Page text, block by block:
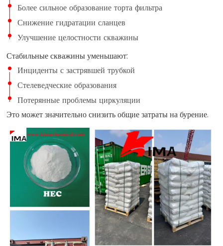
Более сильное образование торта фильтра
Снижение гидратации сланцев
Улучшение целостности скважины
Стабильные скважины уменьшают:
Инциденты с застрявшей трубкой
Стелеведческие образования
Потерянные проблемы циркуляции
Это может значительно снизить общие затраты на бурение.